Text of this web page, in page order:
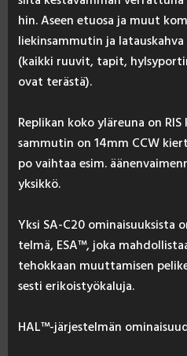
hin. Aseen etuo­sa ja muut
lie­kin­sam­mu­tin ja
(kaik­ki ruu­vit, ta­pit,
ovat te­räs­tä).
Rep­li­kan ko­ko ylä­reu­na on
sam­mu­tin on 14mm CCW
po vaih­taa esim.
yk­sik­kö.
Yk­si SA-C20 omi­nai­suuk­sis­ta
tel­mä, ESA™, jo­ka
te­hok­kaan muut­ta­mi­sen
ses­ti eri­kois­työ­ka­lu­ja.
HAL™-jär­jes­tel­män